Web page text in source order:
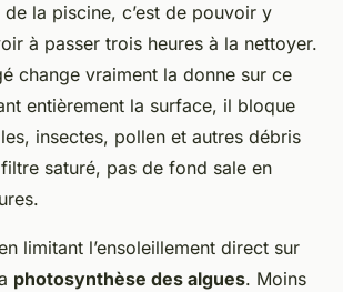
de la piscine, c’est de pouvoir y
à passer trois heures à la nettoyer.
change vraiment la donne sur ce
entièrement la surface, il bloque
insectes, pollen et autres débris
saturé, pas de fond sale en
limitant l’ensoleillement direct sur
photosynthèse des algues. Moins